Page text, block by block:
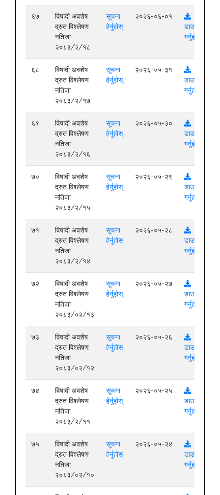
६७
विषादी अवशेष
द्रुत विश्लेषण
नतिजा
२०८३/२/१८
सूचना
हेर्नुहोस्
२०२६-०६-०१
डाउनलोड
गर्नुहोस्
६८
विषादी अवशेष
द्रुत विश्लेषण
नतिजा
२०८३/२/१७
सूचना
हेर्नुहोस्
२०२६-०५-३१
डाउनलोड
गर्नुहोस्
६९
विषादी अवशेष
द्रुत विश्लेषण
नतिजा
२०८३/२/१६
सूचना
हेर्नुहोस्
२०२६-०५-३०
डाउनलोड
गर्नुहोस्
७०
विषादी अवशेष
द्रुत विश्लेषण
नतिजा
२०८३/२/१५
सूचना
हेर्नुहोस्
२०२६-०५-२९
डाउनलोड
गर्नुहोस्
७१
विषादी अवशेष
द्रुत विश्लेषण
नतिजा
२०८३/२/१४
सूचना
हेर्नुहोस्
२०२६-०५-२८
डाउनलोड
गर्नुहोस्
७२
विषादी अवशेष
द्रुत विश्लेषण
नतिजा
२०८३/०२/१३
सूचना
हेर्नुहोस्
२०२६-०५-२७
डाउनलोड
गर्नुहोस्
७३
विषादी अवशेष
द्रुत विश्लेषण
नतिजा
२०८३/०२/१२
सूचना
हेर्नुहोस्
२०२६-०५-२६
डाउनलोड
गर्नुहोस्
७४
विषादी अवशेष
द्रुत विश्लेषण
नतिजा
२०८३/२/११
सूचना
हेर्नुहोस्
२०२६-०५-२५
डाउनलोड
गर्नुहोस्
७५
विषादी अवशेष
द्रुत विश्लेषण
नतिजा
२०८३/०२/१०
सूचना
हेर्नुहोस्
२०२६-०५-२४
डाउनलोड
गर्नुहोस्